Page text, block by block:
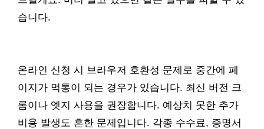
습니다.
온라인 신청 시 브라우저 호환성 문제로 중간에 페
이지가 먹통이 되는 경우가 있습니다. 최신 버전 크
롬이나 엣지 사용을 권장합니다. 예상치 못한 추가
비용 발생도 흔한 문제입니다. 각종 수수료, 증명서